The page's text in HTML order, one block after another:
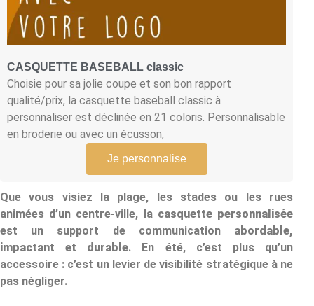
CASQUETTE BASEBALL classic
Choisie pour sa jolie coupe et son bon rapport
qualité/prix, la casquette baseball classic à
personnaliser est déclinée en 21 coloris. Personnalisable
en broderie ou avec un écusson,
Je personnalise
Que vous visiez la plage, les stades ou les rues
animées d’un centre-ville, la casquette personnalisée
est un support de communication abordable,
impactant et durable. En été, c’est plus qu’un
accessoire : c’est un levier de visibilité stratégique à ne
pas négliger.